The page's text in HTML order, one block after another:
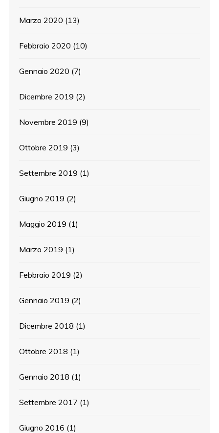
Marzo 2020 (13)
Febbraio 2020 (10)
Gennaio 2020 (7)
Dicembre 2019 (2)
Novembre 2019 (9)
Ottobre 2019 (3)
Settembre 2019 (1)
Giugno 2019 (2)
Maggio 2019 (1)
Marzo 2019 (1)
Febbraio 2019 (2)
Gennaio 2019 (2)
Dicembre 2018 (1)
Ottobre 2018 (1)
Gennaio 2018 (1)
Settembre 2017 (1)
Giugno 2016 (1)